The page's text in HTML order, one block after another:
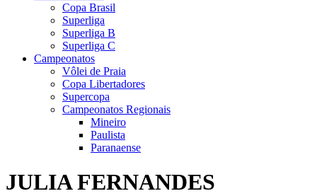
Copa Brasil
Superliga
Superliga B
Superliga C
Campeonatos
Vôlei de Praia
Copa Libertadores
Supercopa
Campeonatos Regionais
Mineiro
Paulista
Paranaense
JULIA FERNANDES